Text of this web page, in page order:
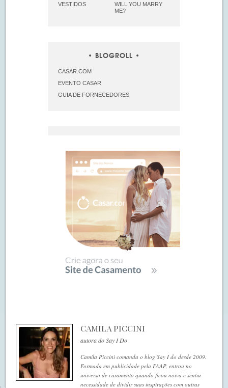
VESTIDOS
WILL YOU MARRY
ME?
BLOGROLL
CASAR.COM
EVENTO CASAR
GUIA DE FORNECEDORES
CAMILA PICCINI
autora do Say I Do
Camila Piccini comanda o blog Say I do desde 2009.
Formada em publicidade pela FAAP, entrou no
universo de casamento quando ficou noiva e sentiu
necessidade de dividir suas inspirações com outras